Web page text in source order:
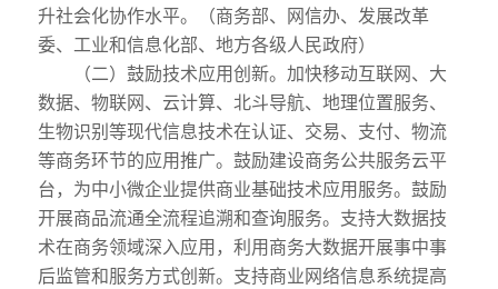
升社会化协作水平。（商务部、网信办、发展改革
委、工业和信息化部、地方各级人民政府）
（二）鼓励技术应用创新。加快移动互联网、大
数据、物联网、云计算、北斗导航、地理位置服务、
生物识别等现代信息技术在认证、交易、支付、物流
等商务环节的应用推广。鼓励建设商务公共服务云平
台，为中小微企业提供商业基础技术应用服务。鼓励
开展商品流通全流程追溯和查询服务。支持大数据技
术在商务领域深入应用，利用商务大数据开展事中事
后监管和服务方式创新。支持商业网络信息系统提高